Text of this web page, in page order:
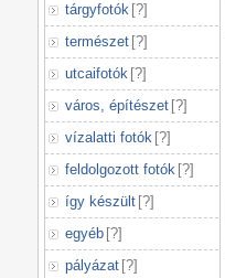
tárgyfotók [?]
természet [?]
utcaifotók [?]
város, építészet [?]
vízalatti fotók [?]
feldolgozott fotók [?]
így készült [?]
egyéb [?]
pályázat [?]